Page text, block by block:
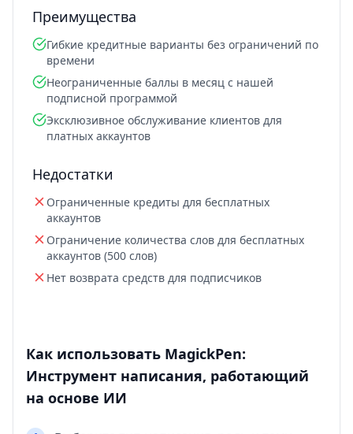
Преимущества
Гибкие кредитные варианты без ограничений по
времени
Неограниченные баллы в месяц с нашей
подписной программой
Эксклюзивное обслуживание клиентов для
платных аккаунтов
Недостатки
Ограниченные кредиты для бесплатных
аккаунтов
Ограничение количества слов для бесплатных
аккаунтов (500 слов)
Нет возврата средств для подписчиков
Как использовать MagickPen:
Инструмент написания, работающий
на основе ИИ